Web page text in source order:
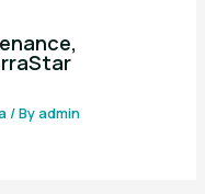
/ Byadmin